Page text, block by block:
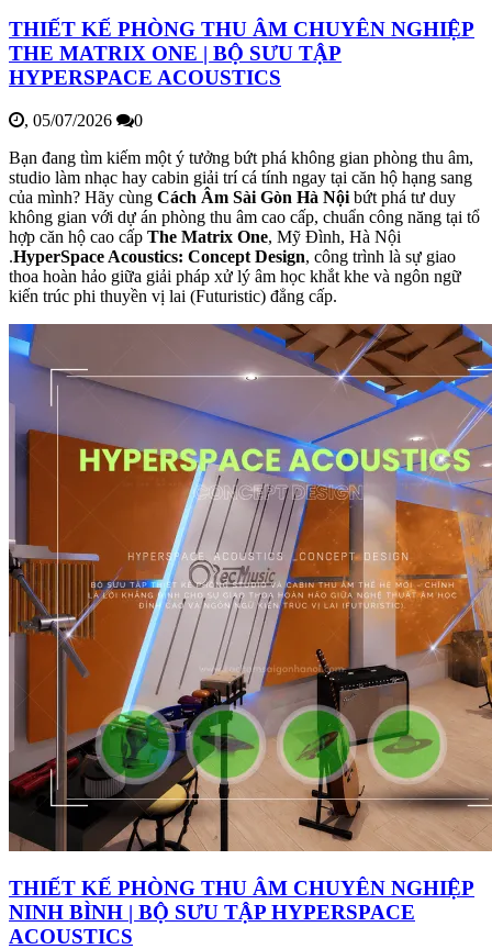
THIẾT KẾ PHÒNG THU ÂM CHUYÊN NGHIỆP
THE MATRIX ONE | BỘ SƯU TẬP
HYPERSPACE ACOUSTICS
, 05/07/2026
0
Bạn đang tìm kiếm một ý tưởng bứt phá không gian phòng thu âm,
studio làm nhạc hay cabin giải trí cá tính ngay tại căn hộ hạng sang
của mình? Hãy cùng Cách Âm Sài Gòn Hà Nội bứt phá tư duy
không gian với dự án phòng thu âm cao cấp, chuẩn công năng tại tổ
hợp căn hộ cao cấp The Matrix One, Mỹ Đình, Hà Nội
.HyperSpace Acoustics: Concept Design, công trình là sự giao
thoa hoàn hảo giữa giải pháp xử lý âm học khắt khe và ngôn ngữ
kiến trúc phi thuyền vị lai (Futuristic) đẳng cấp.
THIẾT KẾ PHÒNG THU ÂM CHUYÊN NGHIỆP
NINH BÌNH | BỘ SƯU TẬP HYPERSPACE
ACOUSTICS